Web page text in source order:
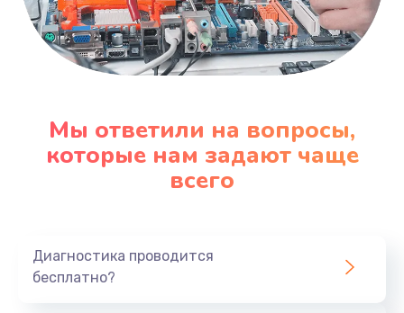
Мы ответили на вопросы,
которые нам задают чаще
всего
Диагностика проводится
бесплатно?